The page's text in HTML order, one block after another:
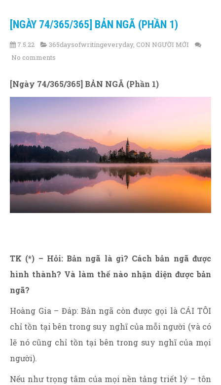
[NGÀY 74/365/365] BẢN NGÃ (PHẦN 1)
7.5.22 365daysofwritingeveryday, CON NGƯỜI MỚI
No comments
[Ngày 74/365/365] BẢN NGÃ (Phần 1)
TK (*) – Hỏi: Bản ngã là gì? Cách bản ngã được
hình thành? Và làm thế nào nhận diện được bản
ngã?
Hoàng Gia – Đáp: Bản ngã còn được gọi là CÁI TÔI
chỉ tồn tại bên trong suy nghĩ của mỗi người (và có
lẽ nó cũng chỉ tồn tại bên trong suy nghĩ của mọi
người).
Nếu như trọng tâm của mọi nền tảng triết lý – tôn